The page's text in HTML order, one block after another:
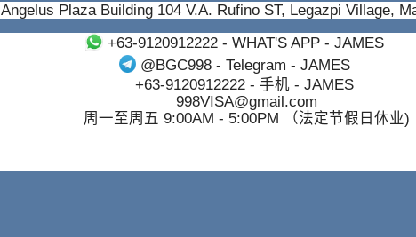
Angelus Plaza Building 104 V.A. Rufino ST, Legazpi Village,
+63-9120912222- WHAT'S APP - JAMES
@BGC998 - Telegram - JAMES
+63-9120912222- 手机 - JAMES
998VISA@gmail.com
周一至周五 9:00AM - 5:00PM （法定节假日休业)